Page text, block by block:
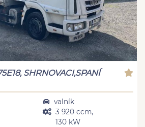
SHRNOVACI,SPANÍ
valník
3 920 ccm,
130 kW